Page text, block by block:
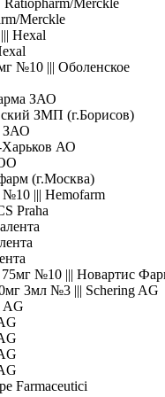
Merckle
Hexal
№10 ||| Оболенское
ЗАО
ЗМП (г.Борисов)
ЗАО
АО
(г.Москва)
||| Hemofarm
Praha
№10 ||| Новартис
3мл №3 ||| Schering AG
AG
Farmaceutici